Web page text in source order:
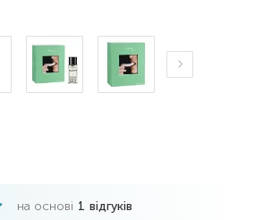
на основі 1 відгуків